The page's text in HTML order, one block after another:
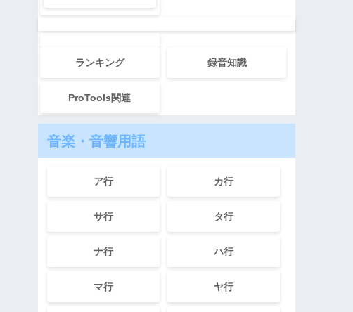
ランキング 録音知識
ProTools関連
音楽・音響用語
ア行 カ行
サ行 タ行
ナ行 ハ行
マ行 ヤ行